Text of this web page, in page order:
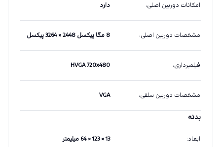
امکانات دوربین اصلی: دارد
مشخصات دوربین اصلی: 8 مگا پیکسل 2448 × 3264 پیکسل
فیلمبرداری:
HVGA 720x480
مشخصات دوربین سلفی:
VGA
بدنه
ابعاد: 13 × 123 × 64 میلیمتر